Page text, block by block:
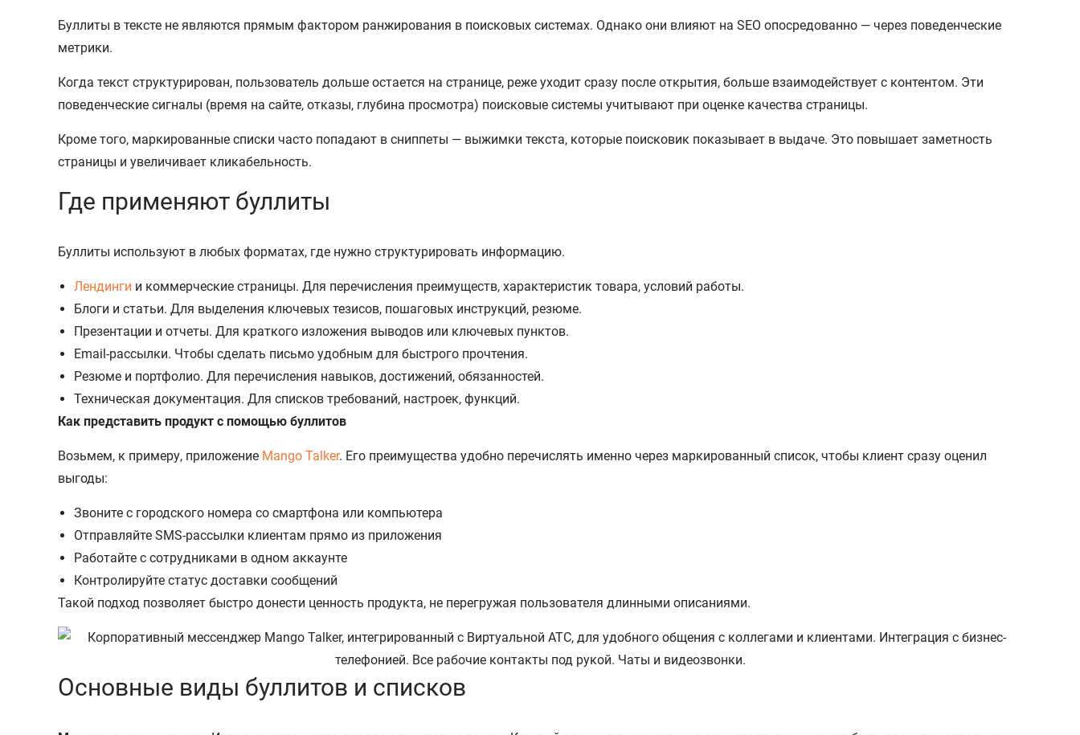
Буллиты в тексте не являются прямым фактором ранжирования в поисковых системах. Однако они влияют на SEO опосредованно — через поведенческие
метрики.
Когда текст структурирован, пользователь дольше остается на странице, реже уходит сразу после открытия, больше взаимодействует с контентом. Эти
поведенческие сигналы (время на сайте, отказы, глубина просмотра) поисковые системы учитывают при оценке качества страницы.
Кроме того, маркированные списки часто попадают в сниппеты — выжимки текста, которые поисковик показывает в выдаче. Это повышает заметность
страницы и увеличивает кликабельность.
Где применяют буллиты
Буллиты используют в любых форматах, где нужно структурировать информацию.
Лендинги и коммерческие страницы. Для перечисления преимуществ, характеристик товара, условий работы.
Блоги и статьи. Для выделения ключевых тезисов, пошаговых инструкций, резюме.
Презентации и отчеты. Для краткого изложения выводов или ключевых пунктов.
Email-рассылки. Чтобы сделать письмо удобным для быстрого прочтения.
Резюме и портфолио. Для перечисления навыков, достижений, обязанностей.
Техническая документация. Для списков требований, настроек, функций.
Как представить продукт с помощью буллитов
Возьмем, к примеру, приложение Mango Talker. Его преимущества удобно перечислять именно через маркированный список, чтобы клиент сразу оценил
выгоды:
Звоните с городского номера со смартфона или компьютера
Отправляйте SMS-рассылки клиентам прямо из приложения
Работайте с сотрудниками в одном аккаунте
Контролируйте статус доставки сообщений
Такой подход позволяет быстро донести ценность продукта, не перегружая пользователя длинными описаниями.
Основные виды буллитов и списков